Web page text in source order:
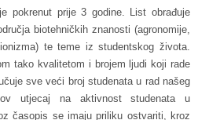
pokrenut prije 3 godine. List obrađuje
biotehničkih znanosti (agronomije,
te teme iz studentskog života.
tako kvalitetom i brojem ljudi koji rade
sve veći broj studenata u rad našeg
utjecaj na aktivnost studenata u
časopis se imaju priliku ostvariti, kroz